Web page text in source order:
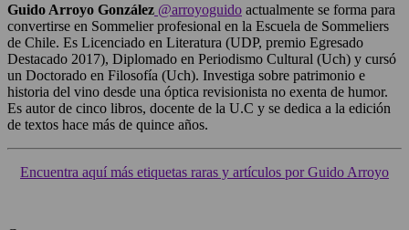
Guido Arroyo González @arroyoguido actualmente se forma para
convertirse en Sommelier profesional en la Escuela de Sommeliers
de Chile. Es Licenciado en Literatura (UDP, premio Egresado
Destacado 2017), Diplomado en Periodismo Cultural (Uch) y cursó
un Doctorado en Filosofía (Uch). Investiga sobre patrimonio e
historia del vino desde una óptica revisionista no exenta de humor.
Es autor de cinco libros, docente de la U.C y se dedica a la edición
de textos hace más de quince años.
Encuentra aquí más etiquetas raras y artículos por Guido Arroyo